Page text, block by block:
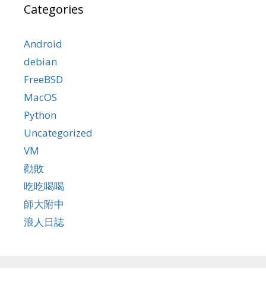
Categories
Android
debian
FreeBSD
MacOS
Python
Uncategorized
VM
勸敗
吃吃喝喝
師大附中
浪人日誌